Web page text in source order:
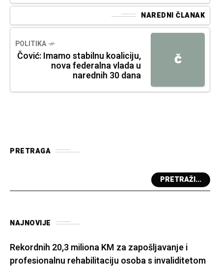
NAREDNI ČLANAK
Č
POLITIKA
Čović: Imamo stabilnu koaliciju,
nova federalna vlada u
narednih 30 dana
PRETRAGA
PRETRAŽI...
NAJNOVIJE
Rekordnih 20,3 miliona KM za zapošljavanje i
profesionalnu rehabilitaciju osoba s invaliditetom